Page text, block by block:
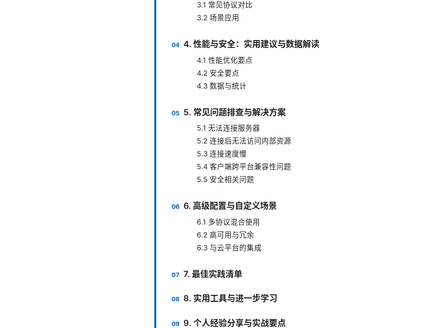
3.1 常见协议对比
3.2 场景应用
4. 性能与安全：实用建议与数据解读
4.1 性能优化要点
4.2 安全要点
4.3 数据与统计
5. 常见问题排查与解决方案
5.1 无法连接服务器
5.2 连接后无法访问内部资源
5.3 连接速度慢
5.4 客户端跨平台兼容性问题
5.5 安全相关问题
6. 高级配置与自定义场景
6.1 多协议混合使用
6.2 高可用与冗余
6.3 与云平台的集成
7. 最佳实践清单
8. 实用工具与进一步学习
9. 个人经验分享与实战要点